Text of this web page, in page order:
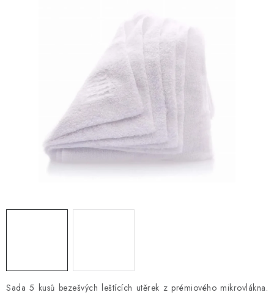
KONTAKTY
PRODÁVANÉ ZNAČKY
Sada 5 kusů bezešvých leštících utěrek z prémiového mikrovlákna.